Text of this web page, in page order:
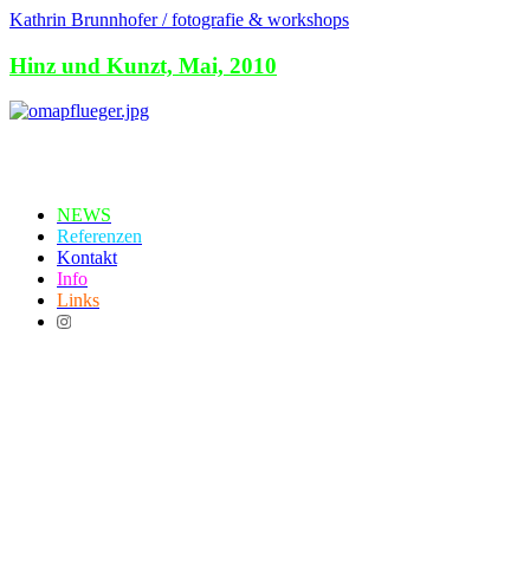
Kathrin Brunnhofer / fotografie & workshops
Hinz und Kunzt, Mai, 2010
NEWS
Referenzen
Kontakt
Info
Links